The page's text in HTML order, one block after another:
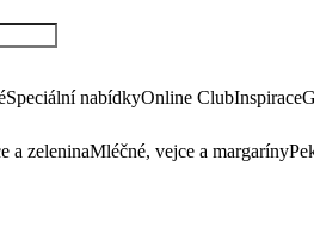
Speciální nabídkyOnline ClubInspirace
a zeleninaMléčné, vejce a margaríny